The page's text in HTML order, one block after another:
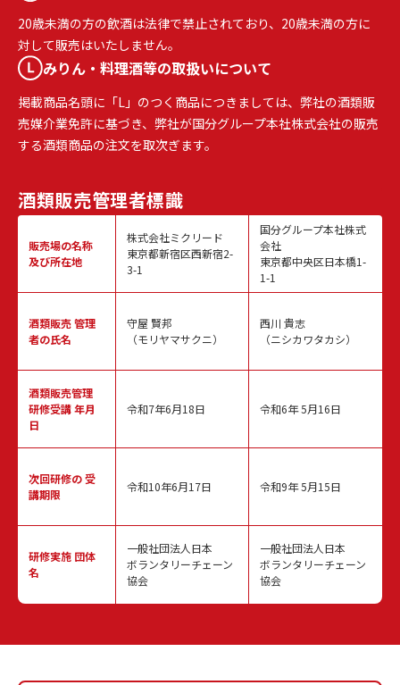
20歳未満の方の飲酒は法律で禁止されており、20歳未満の方に
対して販売はいたしません。
みりん・料理酒等の取扱いについて
掲載商品名頭に「L」のつく商品につきましては、弊社の酒類販
売媒介業免許に基づき、弊社が国分グループ本社株式会社の販売
する酒類商品の注文を取次ぎます。
酒類販売管理者標識
販売場の名称
及び所在地
酒類販売管理
者の氏名
酒類販売管理
研修受講 年月
日
次回研修の受
講期限
研修実施 団体
名
株式会社ミクリード
東京都新宿区西新宿2-
3-1
守屋 賢邦
（モリヤマサクニ）
令和7年6月18日
令和10年6月17日
一般社団法人日本
ボランタリーチェーン
協会
国分グループ本社株式
会社
東京都中央区日本橋1-
1-1
西川 貴志
（ニシカワタカシ）
令和6年 5月16日
令和9年 5月15日
一般社団法人日本
ボランタリーチェーン
協会